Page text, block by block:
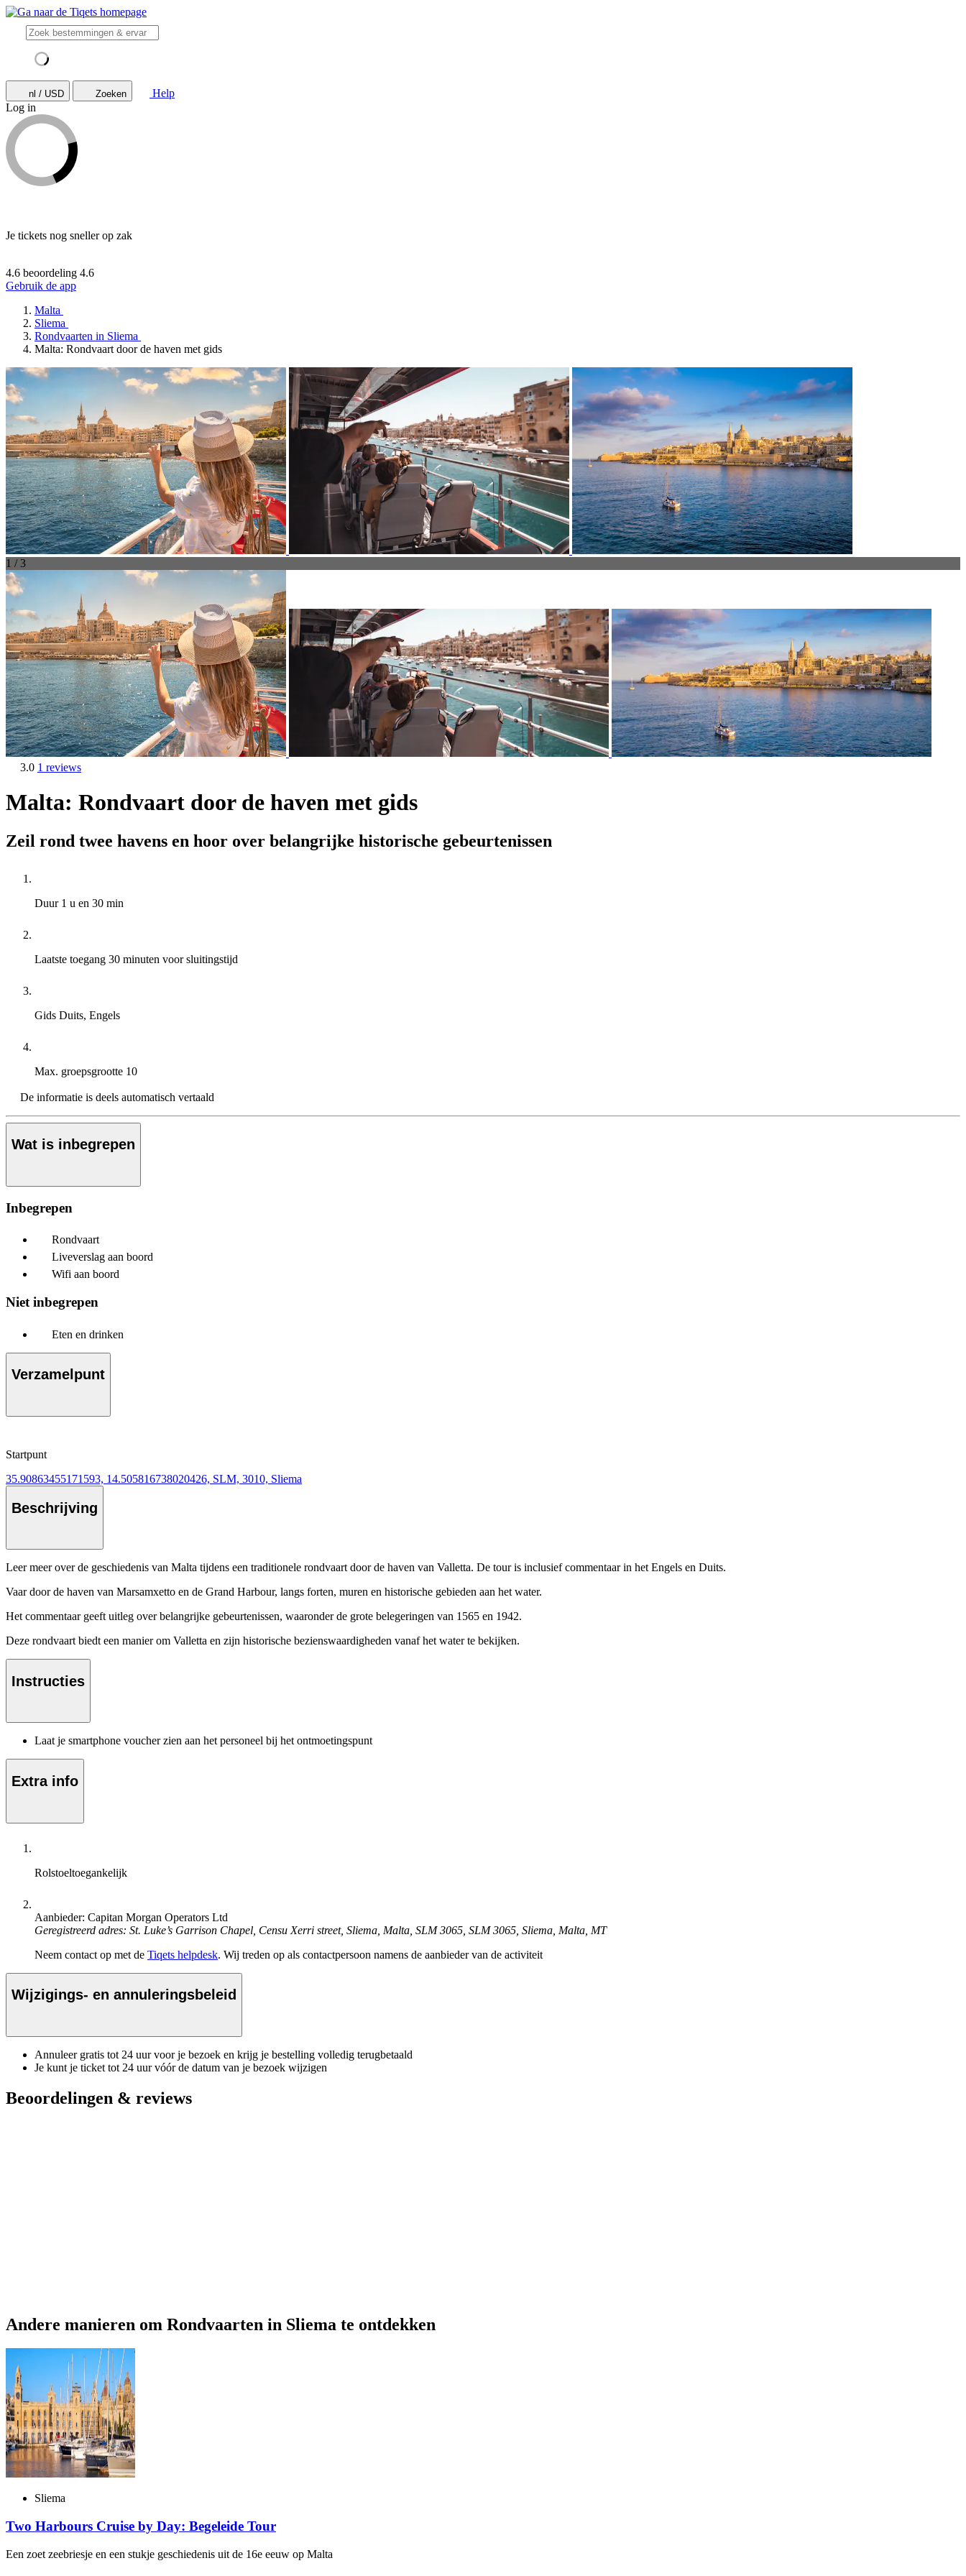
nl / USD Zoeken
Help
Log in
Je tickets nog sneller op zak
4.6 beoordeling 4.6
Gebruik de app
Malta
Sliema
Rondvaarten in Sliema
Malta: Rondvaart door de haven met gids
1 / 3
3.0 1 reviews
Malta: Rondvaart door de haven met gids
Zeil rond twee havens en hoor over belangrijke historische gebeurtenissen
Duur 1 u en 30 min
Laatste toegang 30 minuten voor sluitingstijd
Gids Duits, Engels
Max. groepsgrootte 10
De informatie is deels automatisch vertaald
Wat is inbegrepen
Inbegrepen
Rondvaart
Liveverslag aan boord
Wifi aan boord
Niet inbegrepen
Eten en drinken
Verzamelpunt
Startpunt
35.90863455171593, 14.505816738020426, SLM, 3010, Sliema
Beschrijving
Leer meer over de geschiedenis van Malta tijdens een traditionele rondvaart door de haven van Valletta. De tour is inclusief commentaar in het Engels en Duits.
Vaar door de haven van Marsamxetto en de Grand Harbour, langs forten, muren en historische gebieden aan het water.
Het commentaar geeft uitleg over belangrijke gebeurtenissen, waaronder de grote belegeringen van 1565 en 1942.
Deze rondvaart biedt een manier om Valletta en zijn historische bezienswaardigheden vanaf het water te bekijken.
Instructies
Laat je smartphone voucher zien aan het personeel bij het ontmoetingspunt
Extra info
Rolstoeltoegankelijk
Aanbieder: Capitan Morgan Operators Ltd
Geregistreerd adres: St. Luke’s Garrison Chapel, Censu Xerri street, Sliema, Malta, SLM 3065, SLM 3065, Sliema, Malta, MT
Neem contact op met de Tiqets helpdesk. Wij treden op als contactpersoon namens de aanbieder van de activiteit
Wijzigings- en annuleringsbeleid
Annuleer gratis tot 24 uur voor je bezoek en krijg je bestelling volledig terugbetaald
Je kunt je ticket tot 24 uur vóór de datum van je bezoek wijzigen
Beoordelingen & reviews
Andere manieren om Rondvaarten in Sliema te ontdekken
Sliema
Two Harbours Cruise by Day: Begeleide Tour
Een zoet zeebriesje en een stukje geschiedenis uit de 16e eeuw op Malta